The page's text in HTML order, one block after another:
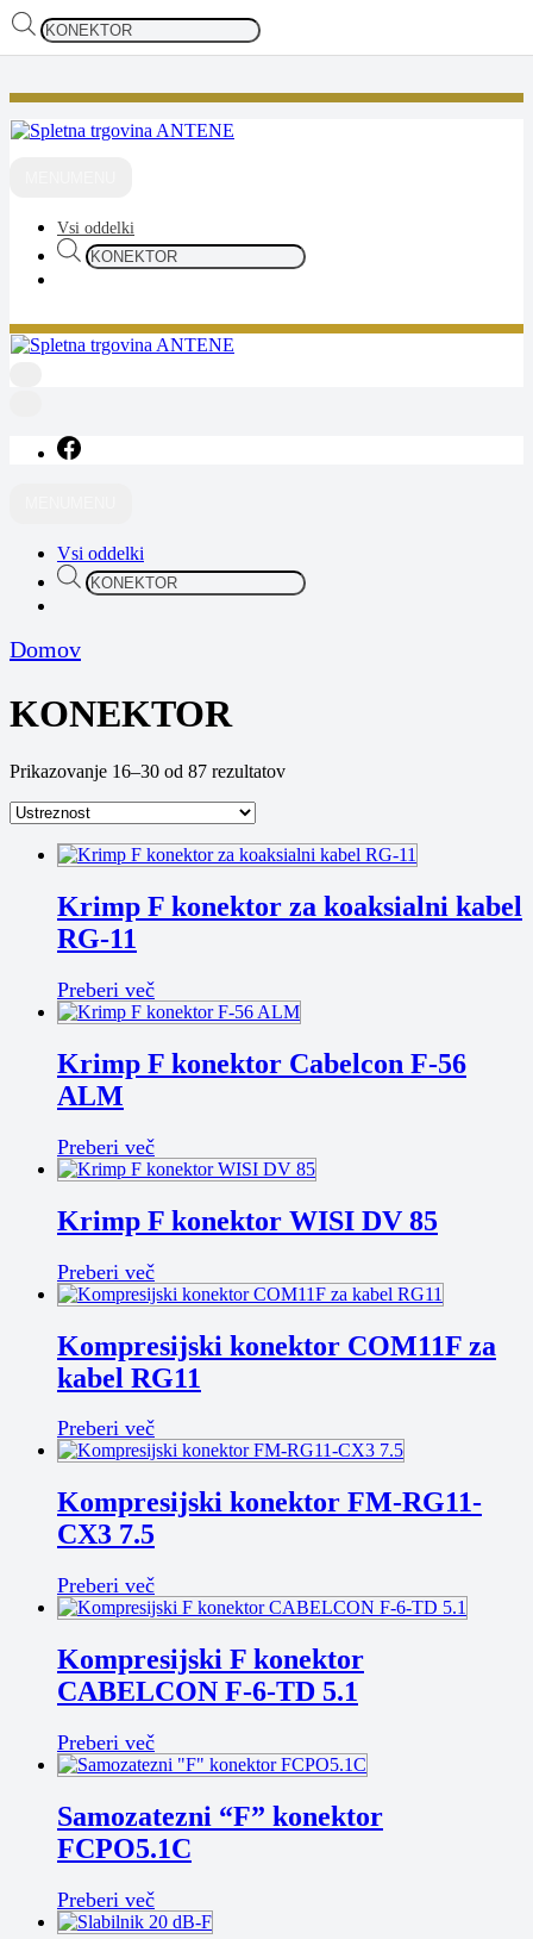
Skip
to
content
Vsi oddelki
Products
search
Vsi oddelki
Products
search
Domov
KONEKTOR
Prikazovanje 16–30 od 87 rezultatovRazvrščeno
Krimp F konektor za koaksialni kabel
RG-11
Preberi več
Krimp F konektor Cabelcon F-56
ALM
Preberi več
Krimp F konektor WISI DV 85
Preberi več
Kompresijski konektor COM11F za
kabel RG11
Preberi več
Kompresijski konektor FM-RG11-
CX3 7.5
Preberi več
Kompresijski F konektor
CABELCON F-6-TD 5.1
Preberi več
Samozatezni “F” konektor
FCPO5.1C
Preberi več
Products
search